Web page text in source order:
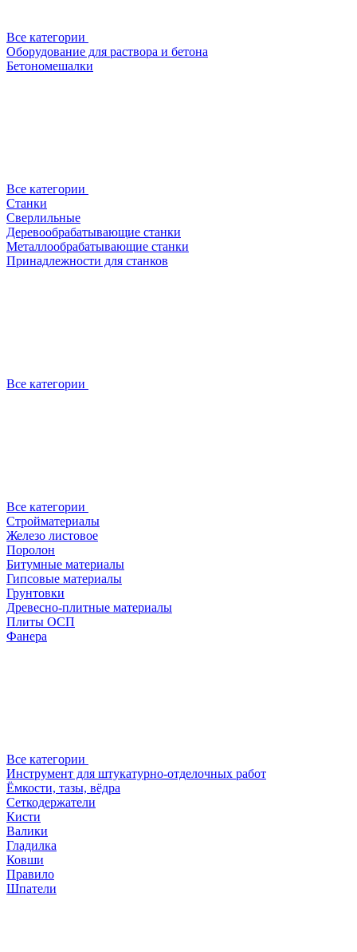
Все категории
Оборудование для раствора и бетона
Бетономешалки
Все категории
Станки
Сверлильные
Деревообрабатывающие станки
Металлообрабатывающие станки
Принадлежности для станков
Все категории
Все категории
Стройматериалы
Железо листовое
Поролон
Битумные материалы
Гипсовые материалы
Грунтовки
Древесно-плитные материалы
Плиты ОСП
Фанера
Все категории
Инструмент для штукатурно-отделочных работ
Ёмкости, тазы, вёдра
Сеткодержатели
Кисти
Валики
Гладилка
Ковши
Правило
Шпатели